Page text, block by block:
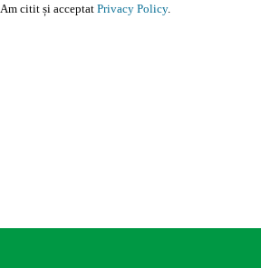
Am citit și acceptat Privacy Policy.